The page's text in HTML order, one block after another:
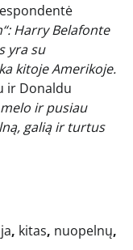
Harry Belafonte
yra su
kitoje Amerikoje.
ir Donaldu
ir pusiau
galią ir turtus
, kitas, nuopelnų,